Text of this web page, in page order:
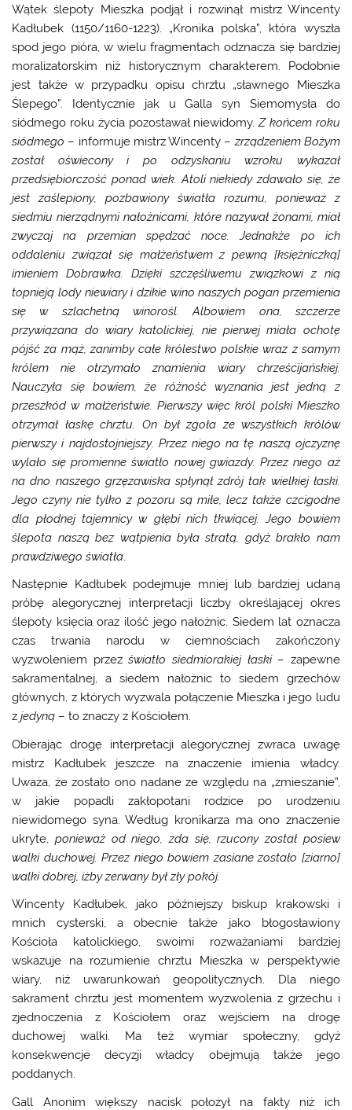
Wątek ślepoty Mieszka podjął i rozwinął mistrz Wincenty
Kadłubek (1150/1160-1223). „Kronika polska”, która wyszła
spod jego pióra, w wielu fragmentach odznacza się bardziej
moralizatorskim niż historycznym charakterem. Podobnie
jest także w przypadku opisu chrztu „sławnego Mieszka
Ślepego”. Identycznie jak u Galla syn Siemomysła do
siódmego roku życia pozostawał niewidomy.Z końcem roku
siódmego – informuje mistrz Wincenty –zrządzeniem Bożym
został oświecony i po odzyskaniu wzroku wykazał
przedsiębiorczość ponad wiek. Atoli niekiedy zdawało się, że
jest zaślepiony, pozbawiony światła rozumu, ponieważ z
siedmiu nierządnymi nałożnicami, które nazywał żonami, miał
zwyczaj na przemian spędzać noce. Jednakże po ich
oddaleniu związał się małżeństwem z pewną [księżniczką]
imieniem Dobrawka. Dzięki szczęśliwemu związkowi z nią
topnieją lody niewiary i dzikie wino naszych pogan przemienia
się w szlachetną winorośl. Albowiem ona, szczerze
przywiązana do wiary katolickiej, nie pierwej miała ochotę
pójść za mąż, zanimby całe królestwo polskie wraz z samym
królem nie otrzymało znamienia wiary chrześcijańskiej.
Nauczyła się bowiem, że różność wyznania jest jedną z
przeszkód w małżeństwie. Pierwszy więc król polski Mieszko
otrzymał łaskę chrztu. On był zgoła ze wszystkich królów
pierwszy i najdostojniejszy. Przez niego na tę naszą ojczyznę
wylało się promienne światło nowej gwiazdy. Przez niego aż
na dno naszego grzęzawiska spłynął zdrój tak wielkiej łaski.
Jego czyny nie tylko z pozoru są miłe, lecz także czcigodne
dla płodnej tajemnicy w głębi nich tkwiącej. Jego bowiem
ślepota naszą bez wątpienia była stratą, gdyż brakło nam
prawdziwego światła.
Następnie Kadłubek podejmuje mniej lub bardziej udaną
próbę alegorycznej interpretacji liczby określającej okres
ślepoty księcia oraz ilość jego nałożnic. Siedem lat oznacza
czas trwania narodu w ciemnościach zakończony
wyzwoleniem przezświatło siedmiorakiej łaski– zapewne
sakramentalnej, a siedem nałożnic to siedem grzechów
głównych, z których wyzwala połączenie Mieszka i jego ludu
zjedyną – to znaczy z Kościołem.
Obierając drogę interpretacji alegorycznej zwraca uwagę
mistrz Kadłubek jeszcze na znaczenie imienia władcy.
Uważa, że zostało ono nadane ze względu na „zmieszanie”,
w jakie popadli zakłopotani rodzice po urodzeniu
niewidomego syna. Według kronikarza ma ono znaczenie
ukryte, ponieważ od niego, zda się, rzucony został posiew
walki duchowej. Przez niego bowiem zasiane zostało [ziarno]
walki dobrej, iżby zerwany był zły pokój.
Wincenty Kadłubek, jako późniejszy biskup krakowski i
mnich cysterski, a obecnie także jako błogosławiony
Kościoła katolickiego, swoimi rozważaniami bardziej
wskazuje na rozumienie chrztu Mieszka w perspektywie
wiary, niż uwarunkowań geopolitycznych. Dla niego
sakrament chrztu jest momentem wyzwolenia z grzechu i
zjednoczenia z Kościołem oraz wejściem na drogę
duchowej walki. Ma też wymiar społeczny, gdyż
konsekwencje decyzji władcy obejmują także jego
poddanych.
Gall Anonim większy nacisk położył na fakty niż ich